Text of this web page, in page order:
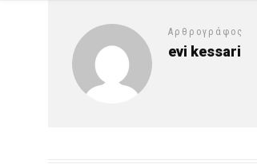
Αρθρογράφος
evi kessari